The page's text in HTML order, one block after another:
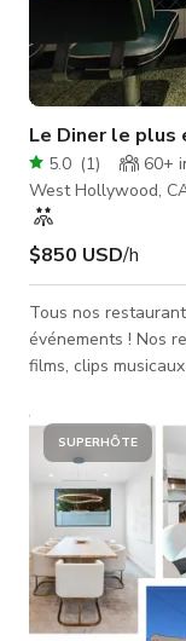
Le Diner le plus
5.0 (1) 60+
West Hollywood,
$850 USD/h
Tous nos
événements ! Nos
films, clips
votre prochaine
chaleureux et
projets de
réseaux sociaux,
la dispon
SUPERHÔTE